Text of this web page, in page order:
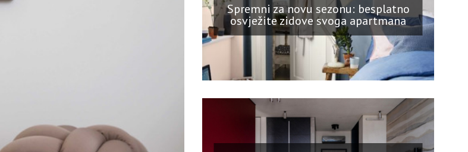
Spremni za novu sezonu: besplatno
osvježite zidove svoga apartmana